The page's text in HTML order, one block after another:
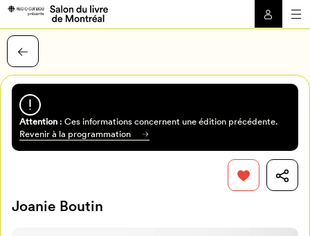
Attention: Ces informations concernent une édition précédente.
Revenir à la programmation
Joanie Boutin